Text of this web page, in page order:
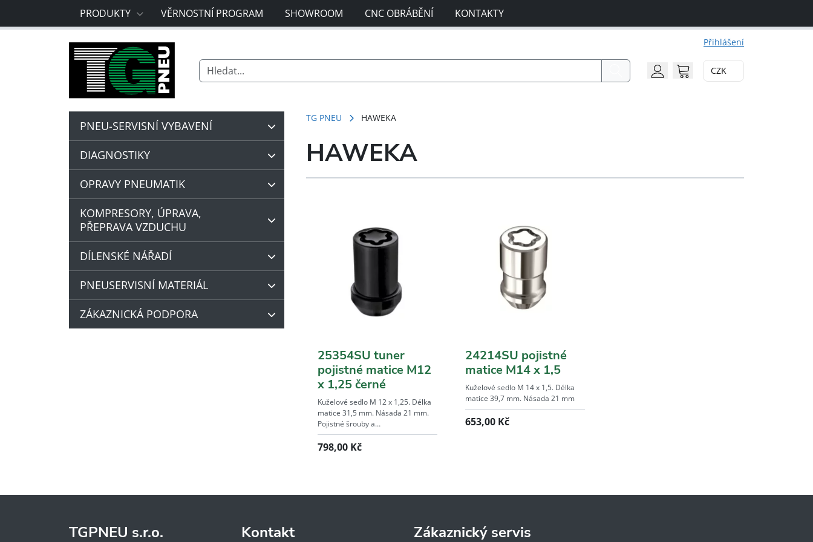
PRODUKTY VĚRNOSTNÍ PROGRAM SHOWROOM CNC OBRÁBĚNÍ KONTAKTY
CZK
Přihlášení
Search for:
Search
TG PNEU HAWEKA
HAWEKA
25354SU tuner
pojistné matice M12
x 1,25 černé
Kuželové sedlo M 12 x 1,25. Délka
matice 31,5 mm. Násada 21 mm.
Pojistné šrouby a…
798,00 Kč
24214SU pojistné
matice M14 x 1,5
Kuželové sedlo M 14 x 1,5. Délka
matice 39,7 mm. Násada 21 mm
653,00 Kč
PNEU-SERVISNÍ VYBAVENÍ
DIAGNOSTIKY
OPRAVY PNEUMATIK
KOMPRESORY, ÚPRAVA,
PŘEPRAVA VZDUCHU
DÍLENSKÉ NÁŘADÍ
PNEUSERVISNÍ MATERIÁL
ZÁKAZNICKÁ PODPORA
TGPNEU s.r.o. Kontakt Zákaznický servis